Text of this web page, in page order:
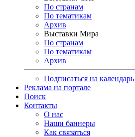
По странам
По тематикам
Архив
Выставки Мира
По странам
По тематикам
Архив
Подписаться на календарь
Реклама на портале
Поиск
Контакты
О нас
Наши баннеры
Как связаться